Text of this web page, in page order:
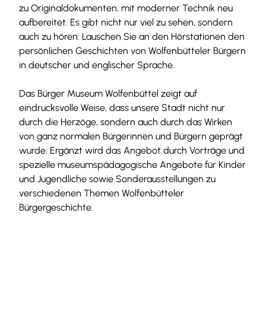
zu Originaldokumenten, mit moderner Technik neu
aufbereitet. Es gibt nicht nur viel zu sehen, sondern
auch zu hören: Lauschen Sie an den Hörstationen den
persönlichen Geschichten von Wolfenbütteler Bürgern
in deutscher und englischer Sprache.
Das Bürger Museum Wolfenbüttel zeigt auf
eindrucksvolle Weise, dass unsere Stadt nicht nur
durch die Herzöge, sondern auch durch das Wirken
von ganz normalen Bürgerinnen und Bürgern geprägt
wurde. Ergänzt wird das Angebot durch Vorträge und
spezielle museumspädagogische Angebote für Kinder
und Jugendliche sowie Sonderausstellungen zu
verschiedenen Themen Wolfenbütteler
Bürgergeschichte.